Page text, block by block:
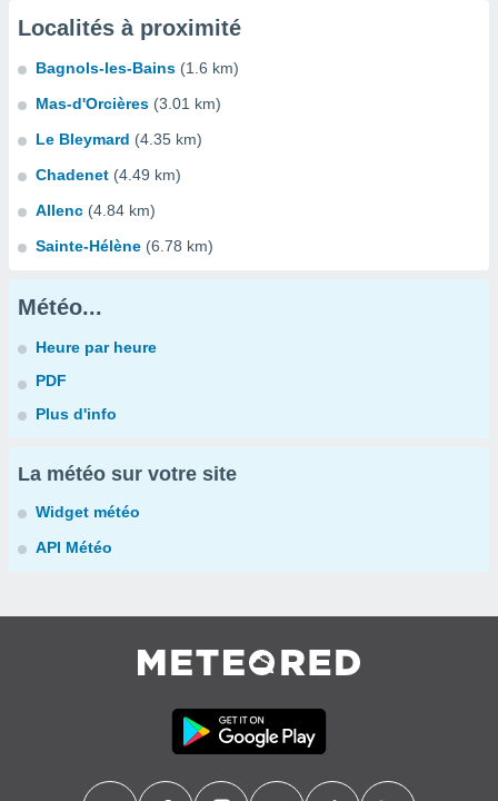
Localités à proximité
Bagnols-les-Bains (1.6 km)
Mas-d'Orcières (3.01 km)
Le Bleymard (4.35 km)
Chadenet (4.49 km)
Allenc (4.84 km)
Sainte-Hélène (6.78 km)
Météo...
Heure par heure
PDF
Plus d'info
La météo sur votre site
Widget météo
API Météo